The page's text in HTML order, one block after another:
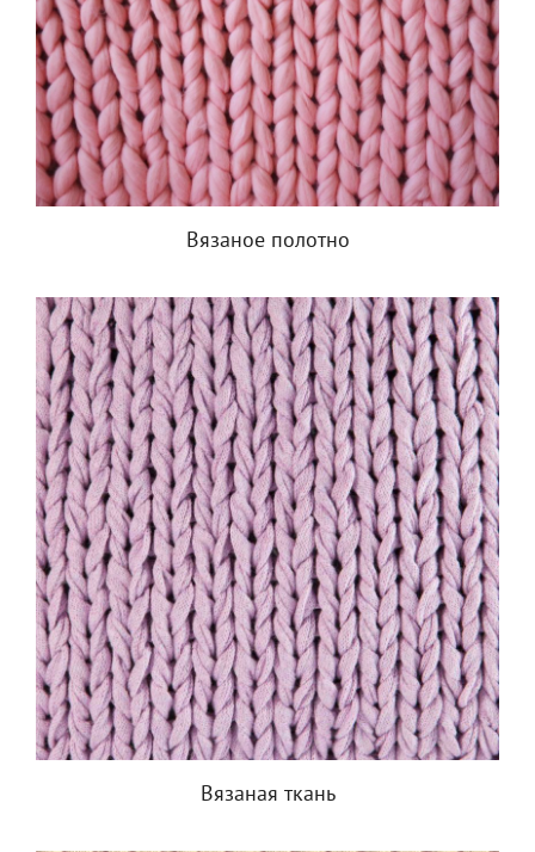
Вязаное полотно
Вязаная ткань